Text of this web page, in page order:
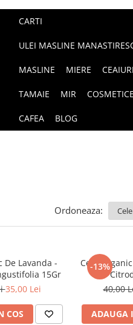
CARTI
ULEI MASLINE
MASLINE MIERE CEAIURI
TAMAIE MIR COSMETICE
CAFEA BLOG
Ordoneaza:
De Lavanda -
15Gr
35,00 Lei
COS
-13%
Ceai
40,00
ADAUGA